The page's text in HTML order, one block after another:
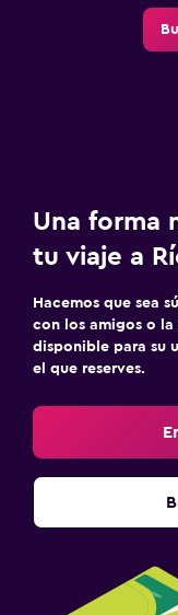
Una forma
tu viaje a
Hacemos que sea
con los amigos o la
disponible para su
el que reserves.